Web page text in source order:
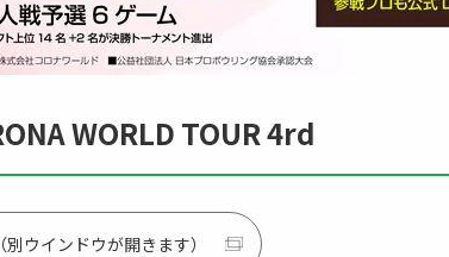
WORLD TOUR 4rd
ウインドウが開きます）